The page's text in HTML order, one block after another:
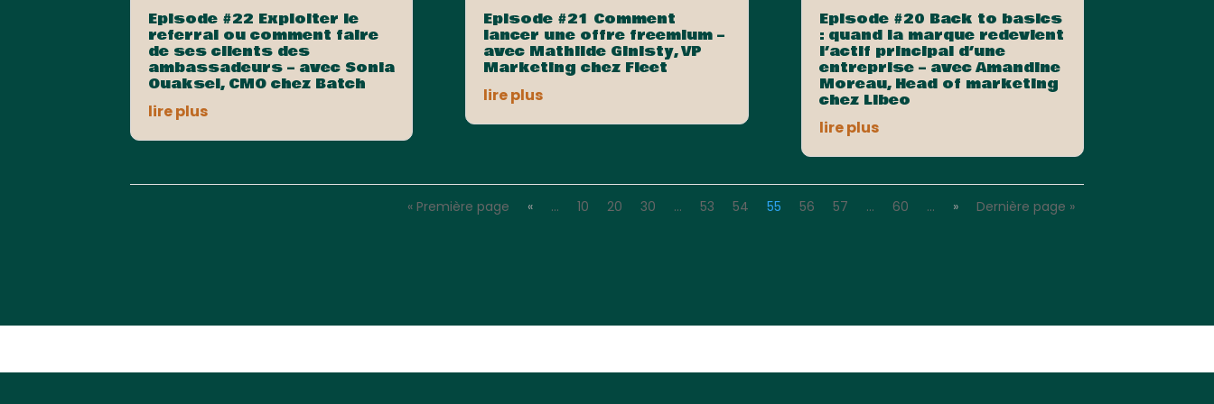
Episode #22 Exploiter le
referral ou comment faire
de ses clients des
ambassadeurs – avec Sonia
Ouaksel, CMO chez Batch
lire plus
Episode #21 Comment
lancer une offre freemium –
avec Mathilde Ginisty, VP
Marketing chez Fleet
lire plus
Episode #20 Back to basics
: quand la marque redevient
l’actif principal d’une
entreprise – avec Amandine
Moreau, Head of marketing
chez Libeo
lire plus
« Première page « … 10 20 30 … 53 54 55 56 57 … 60 … » Dernière page »